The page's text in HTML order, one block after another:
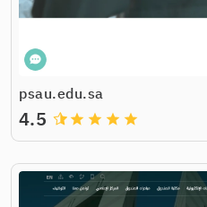
psau.edu.sa
grade
grade
grade
grade
4.5